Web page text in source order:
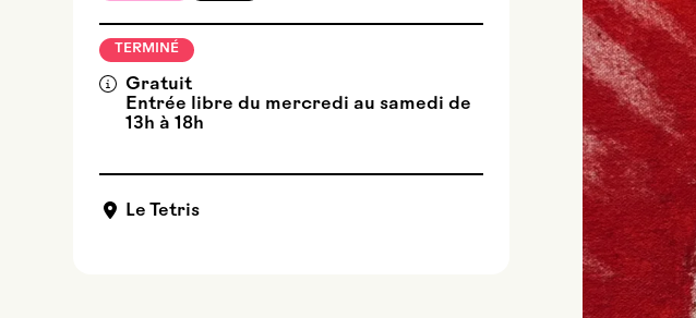
TERMINÉ
Gratuit
Entrée libre du mercredi au samedi de
13h à 18h
Le Tetris